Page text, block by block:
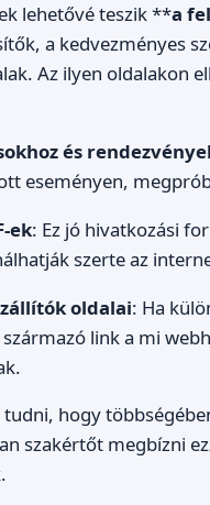
lehetővé teszik **a
a kedvezményes
Az ilyen oldalakon
és
eseményen,
ek: Ez jó hivatkozási
szerte az
oldalai: Ha
link a mi
hogy
szakértőt megbízni